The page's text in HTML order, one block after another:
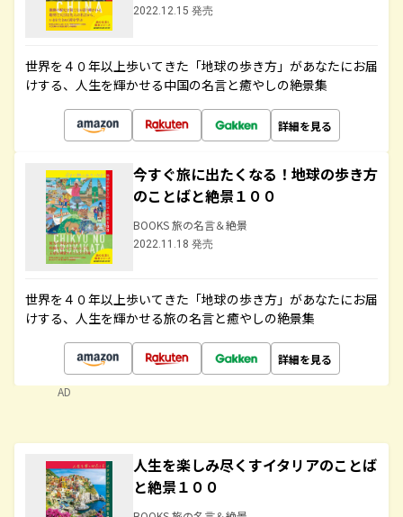
2022.12.15 発売
世界を４０年以上歩いてきた「地球の歩き方」があなたにお届
けする、人生を輝かせる中国の名言と癒やしの絶景集
詳細を見る
今すぐ旅に出たくなる！地球の歩き方
のことばと絶景１００
BOOKS 旅の名言＆絶景
2022.11.18 発売
世界を４０年以上歩いてきた「地球の歩き方」があなたにお届
けする、人生を輝かせる旅の名言と癒やしの絶景集
詳細を見る
AD
人生を楽しみ尽くすイタリアのことば
と絶景１００